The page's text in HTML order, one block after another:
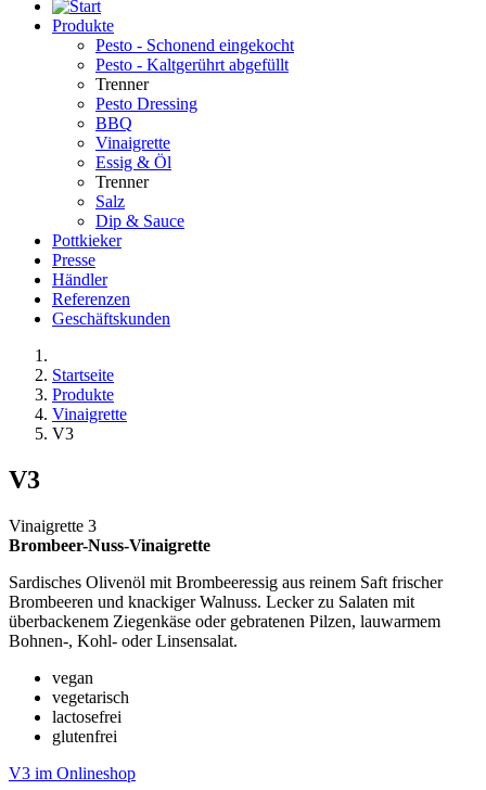
Produkte
Pesto - Schonend eingekocht
Pesto - Kaltgerührt abgefüllt
Trenner
Pesto Dressing
BBQ
Vinaigrette
Essig & Öl
Trenner
Salz
Dip & Sauce
Pottkieker
Presse
Händler
Referenzen
Geschäftskunden
Startseite
Produkte
Vinaigrette
V3
V3
Vinaigrette 3
Brombeer-Nuss-Vinaigrette
Sardisches Olivenöl mit Brombeeressig aus reinem Saft frischer
Brombeeren und knackiger Walnuss. Lecker zu Salaten mit
überbackenem Ziegenkäse oder gebratenen Pilzen, lauwarmem
Bohnen-, Kohl- oder Linsensalat.
vegan
vegetarisch
lactosefrei
glutenfrei
V3 im Onlineshop